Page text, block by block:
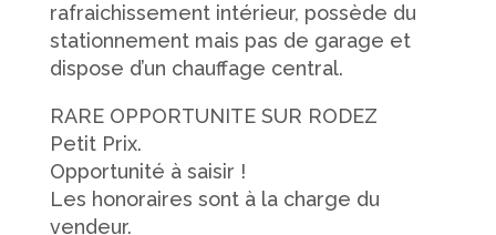
rafraichissement intérieur, possède du
stationnement mais pas de garage et
dispose d’un chauffage central.
RARE OPPORTUNITE SUR RODEZ
Petit Prix.
Opportunité à saisir !
Les honoraires sont à la charge du
vendeur.